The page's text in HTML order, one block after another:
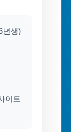
년생)
이트